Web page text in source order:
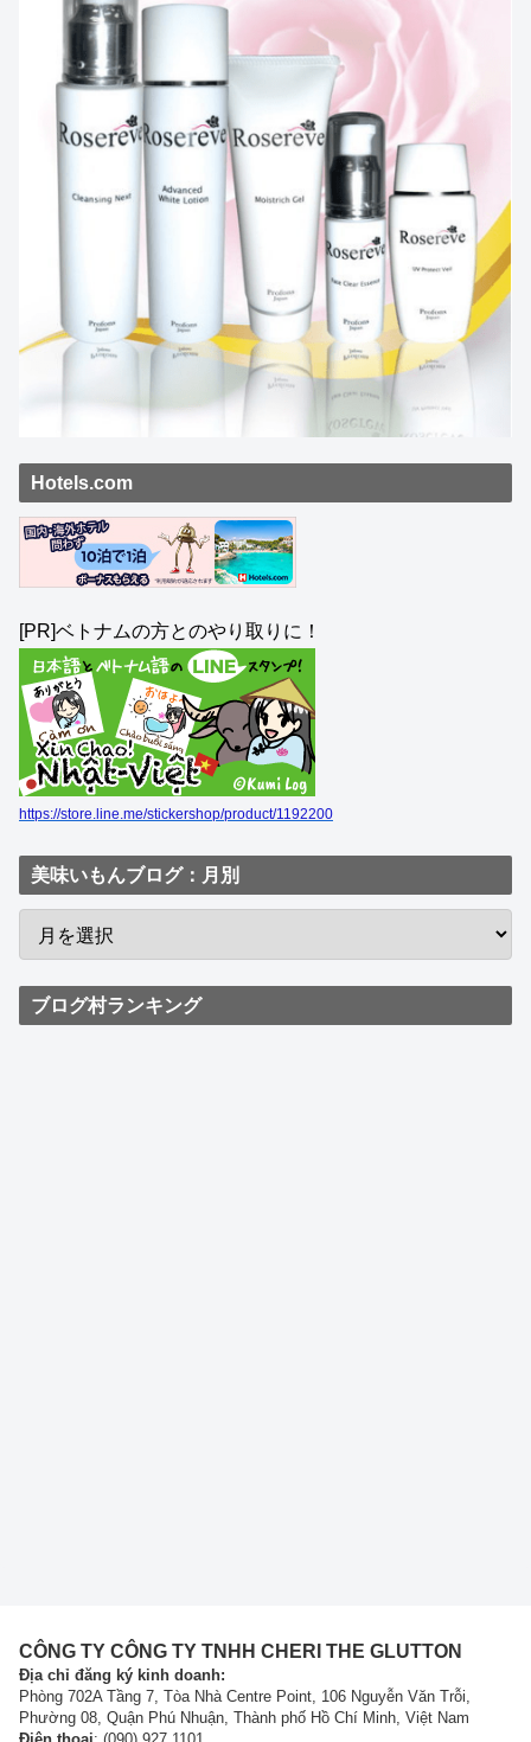
Hotels.com
[PR]ベトナムの方とのやり取りに！
https://store.line.me/stickershop/product/1192200
美味いもんブログ：月別
ブログ村ランキング
CÔNG TY CÔNG TY TNHH CHERI THE GLUTTON
Địa chỉ đăng ký kinh doanh:
Phòng 702A Tầng 7, Tòa Nhà Centre Point, 106 Nguyễn Văn Trỗi,
Phường 08, Quận Phú Nhuận, Thành phố Hồ Chí Minh, Việt Nam